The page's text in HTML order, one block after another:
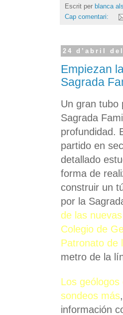
Escrit per blanca
Cap comentari:
24 d’abril
Empiezan
Sagrada
Un gran tubo
Sagrada
profundidad.
partido en
detallado
forma de
construir un
por la
de las
Colegio de
Patronato de
metro de la
Los
sondeos más
información